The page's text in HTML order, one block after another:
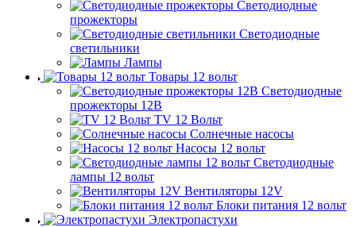
Светодиодные
прожекторы
Светодиодные
светильники
Лампы
Товары 12 вольт
Светодиодные
прожекторы 12В
TV 12 Вольт
Солнечные насосы
Насосы 12 вольт
Светодиодные
лампы 12 вольт
Вентиляторы 12V
Блоки питания 12 вольт
Электропастухи